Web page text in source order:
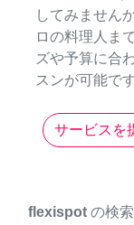
してみません
ロの料理人ま
ズや予算に合
スンが可能です
サービスを
flexispot の検